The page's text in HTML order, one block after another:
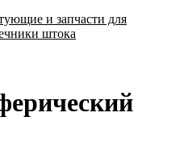
и запчасти для
штока